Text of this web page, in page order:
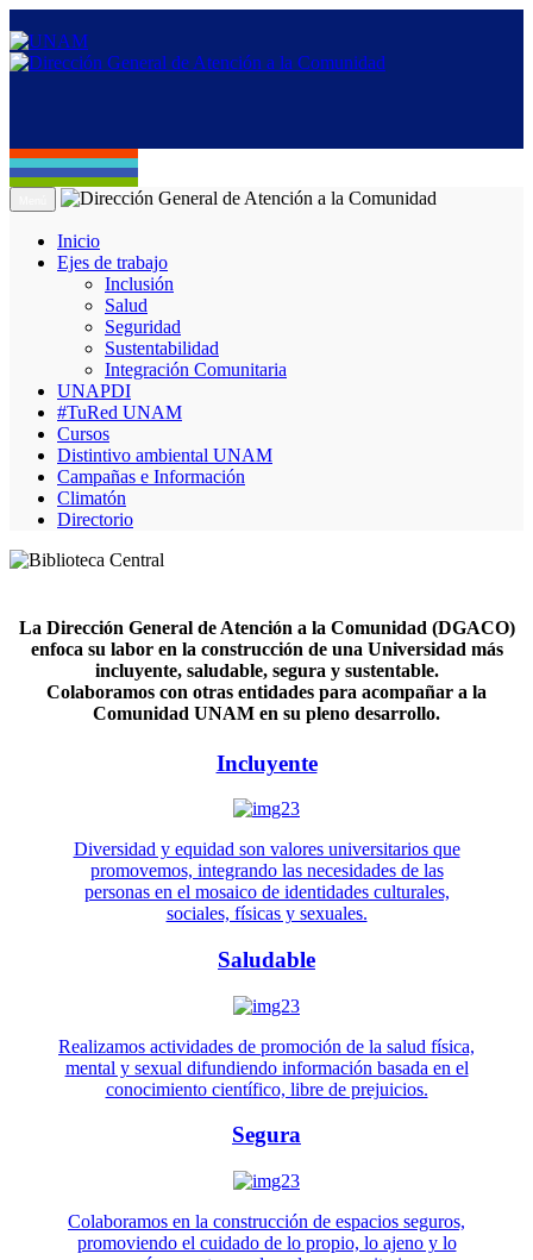
Inicio
Ejes de trabajo
Inclusión
Salud
Seguridad
Sustentabilidad
Integración Comunitaria
UNAPDI
#TuRed UNAM
Cursos
Distintivo ambiental UNAM
Campañas e Información
Climatón
Directorio
La Dirección General de Atención a la Comunidad (DGACO)
enfoca su labor en la construcción de una Universidad más
incluyente, saludable, segura y sustentable.
Colaboramos con otras entidades para acompañar a la
Comunidad UNAM en su pleno desarrollo.
Incluyente
Diversidad y equidad son valores universitarios que
promovemos, integrando las necesidades de las
personas en el mosaico de identidades culturales,
sociales, físicas y sexuales.
Saludable
Realizamos actividades de promoción de la salud física,
mental y sexual difundiendo información basada en el
conocimiento científico, libre de prejuicios.
Segura
Colaboramos en la construcción de espacios seguros,
promoviendo el cuidado de lo propio, lo ajeno y lo